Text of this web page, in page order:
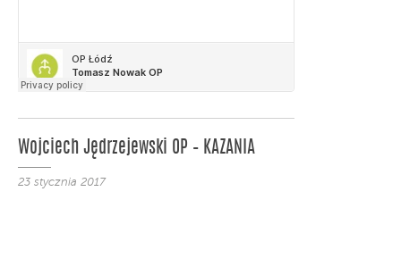
Wojciech Jędrzejewski OP – KAZANIA
23 stycznia 2017